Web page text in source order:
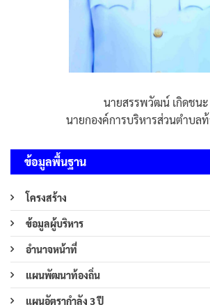
นายสรรพวัฒน์ เกิดชนะ
นายกองค์การบริหารส่วนตำบล
ข้อมูลพื้นฐาน
โครงสร้าง
ข้อมูลผู้บริหาร
อำนาจหน้าที่
แผนพัฒนาท้องถิ่น
แผนอัตรากำลัง 3 ปี